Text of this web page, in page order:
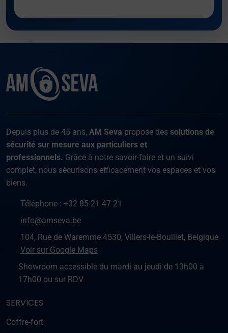
Depuis plus de 45 ans, AM Seva propose des solutions de
sécurité sur mesure aux particuliers et
professionnels. Grâce à notre savoir-faire et un suivi
complet, nous sécurisons efficacement vos espaces et vos
biens.
Téléphone : +32 85 21 47 21
info@amseva.be
104, Rue de Waremme 4530, Villers-le-Bouillet, Belgique
Voir sur Google Maps
Showroom accessible du mardi au jeudi de 13h00 à
17h00 ou sur RDV
SERVICES
Coffre-fort